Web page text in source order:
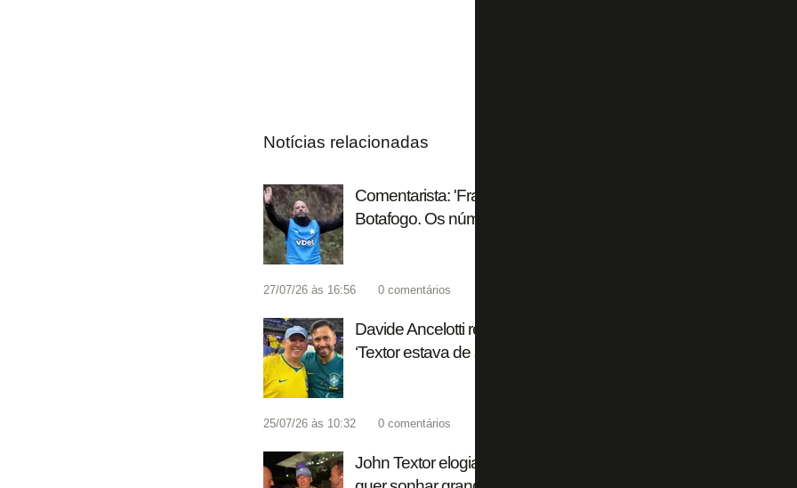
Notícias relacionadas
Comentarista: 'Franclim Carvalho é uma aposta que vai se
Botafogo. Os números estão aí'
27/07/26 às 16:56 0 comentários
Davide Ancelotti revela ter pedido demissão do Botafogo por
‘Textor estava de saída, não sabia o que iria acontecer’
25/07/26 às 10:32 0 comentários
John Textor elogia Danilo, do Botafogo, e diz: 'Se estou